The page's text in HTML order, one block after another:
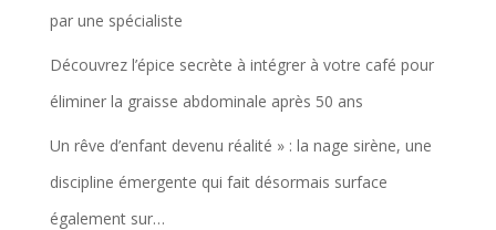
par une spécialiste
Découvrez l’épice secrète à intégrer à votre café pour
éliminer la graisse abdominale après 50 ans
Un rêve d’enfant devenu réalité » : la nage sirène, une
discipline émergente qui fait désormais surface
également sur…